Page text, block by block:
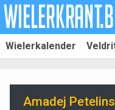
Wielerkalender
Amadej